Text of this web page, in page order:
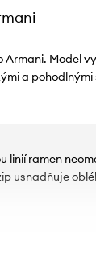
Armani. Model
a pohodlnými
linií ramen
usnadňuje